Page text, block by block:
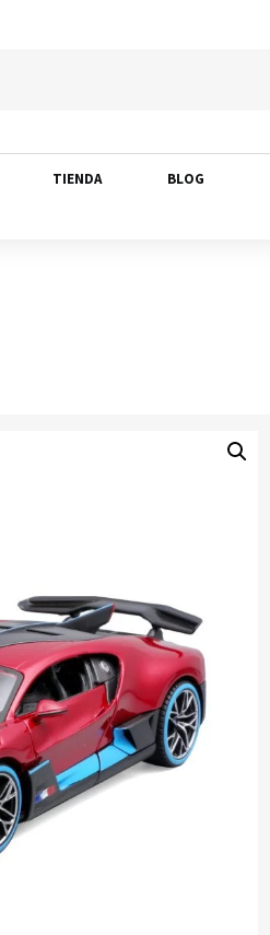
TIENDA BLOG